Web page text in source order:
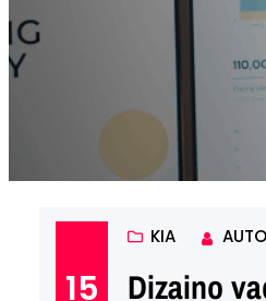
15
KIA
Dizaino